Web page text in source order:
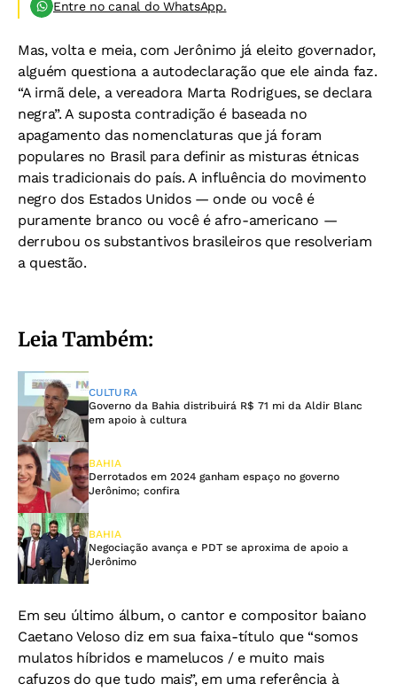
Entre no canal do WhatsApp.
Mas, volta e meia, com Jerônimo já eleito governador,
alguém questiona a autodeclaração que ele ainda faz.
“A irmã dele, a vereadora Marta Rodrigues, se declara
negra”. A suposta contradição é baseada no
apagamento das nomenclaturas que já foram
populares no Brasil para definir as misturas étnicas
mais tradicionais do país. A influência do movimento
negro dos Estados Unidos — onde ou você é
puramente branco ou você é afro-americano —
derrubou os substantivos brasileiros que resolveriam
a questão.
Leia Também:
CULTURA
Governo da Bahia distribuirá R$ 71 mi da Aldir Blanc
em apoio à cultura
BAHIA
Derrotados em 2024 ganham espaço no governo
Jerônimo; confira
BAHIA
Negociação avança e PDT se aproxima de apoio a
Jerônimo
Em seu último álbum, o cantor e compositor baiano
Caetano Veloso diz em sua faixa-título que “somos
mulatos híbridos e mamelucos / e muito mais
cafuzos do que tudo mais”, em uma referência à